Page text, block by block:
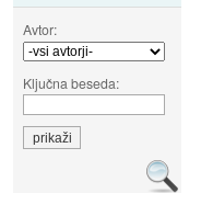
Avtor:
Ključna beseda: